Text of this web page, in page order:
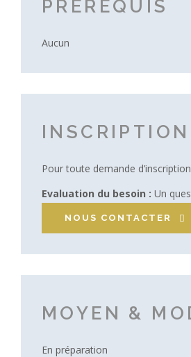
PRÉREQUIS
Aucun
Pour toute demande
Evaluation du besoin : Un
NOUS CONTACTER
MOYEN &
En préparation